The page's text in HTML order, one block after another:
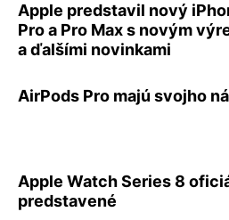
Apple predstavil nový
Pro a Pro Max s novým
a ďalšími novinkami
AirPods Pro majú svojho
Apple Watch Series 8
predstavené